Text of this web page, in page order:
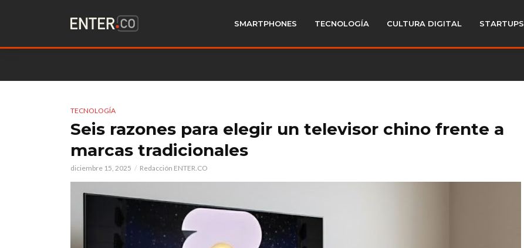
SMARTPHONES TECNOLOGÍA CULTURA DIGITAL STARTUPS
TECNOLOGÍA
Seis razones para elegir un televisor chino frente a
marcas tradicionales
diciembre 15, 2025 Redacción ENTER.CO